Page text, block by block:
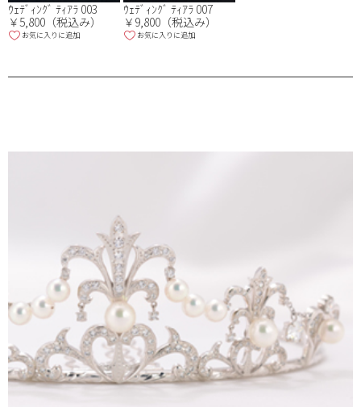
ｳｪﾃﾞｨﾝｸﾞ ﾃｨｱﾗ 003
￥5,800（税込み）
お気に入りに追加
ｳｪﾃﾞｨﾝｸﾞ ﾃｨｱﾗ 007
￥9,800（税込み）
お気に入りに追加